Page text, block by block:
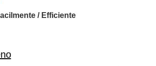
/ Efficiente